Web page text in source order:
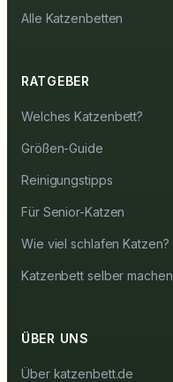
Alle Katzenbetten
RATGEBER
Welches Katzenbett?
Größen-Guide
Reinigungstipps
Für Senior-Katzen
Wie viel schlafen Katzen?
Katzenbett selber machen
ÜBER UNS
Über katzenbett.de